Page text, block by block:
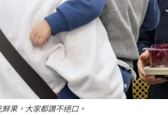
果，大家都讚不絕口。